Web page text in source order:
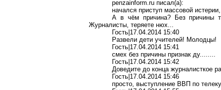
penzainform.ru писал(a):
начался приступ массовой
А в чём причина? Без причины
Журналисты, теряете нюх...
Гость|17.04.2014 15:40
Развели дети учителей! Молодцы!
Гость|17.04.2014 15:41
смех без причины признакду........
Гость|17.04.2014 15:42
Доведите до концажурналисткое
Гость|17.04.2014 15:46
просто, выступление ВВП по